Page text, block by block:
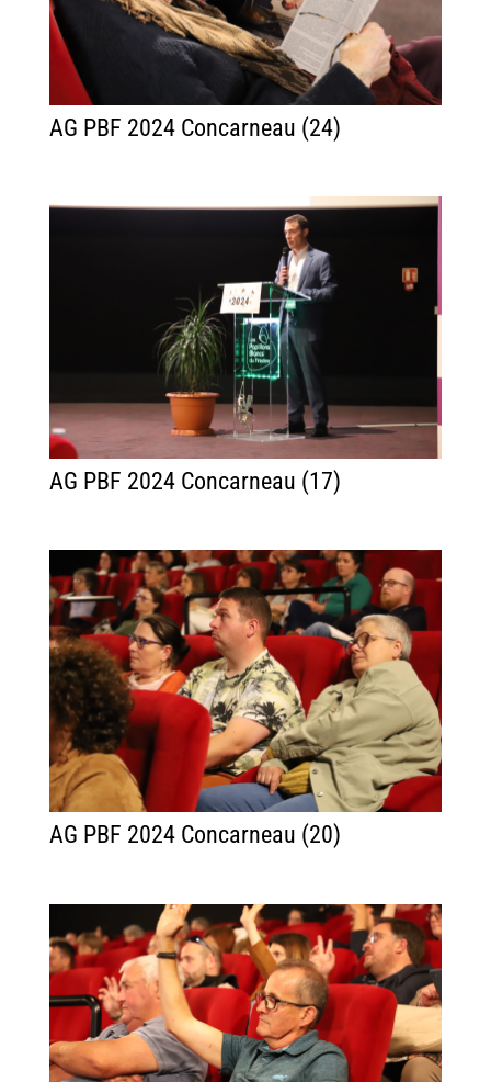
AG PBF 2024 Concarneau (24)
AG PBF 2024 Concarneau (17)
AG PBF 2024 Concarneau (20)